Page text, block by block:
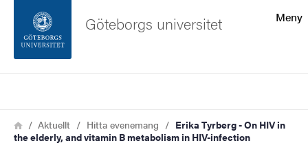
Sidfoten
Om webbplatsen
Meny
Göteborgs universitet
Länkstig
HemAktuellt Hitta evenemang
Erika Tyrberg - On HIV in
the elderly, and vitamin B metabolism in HIV-infection